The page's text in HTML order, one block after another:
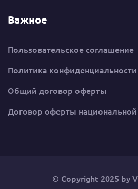
Важное
Пользовательское соглашение
Политика конфиденциальности
Общий договор оферты
Договор оферты
© Copyright 2025 by